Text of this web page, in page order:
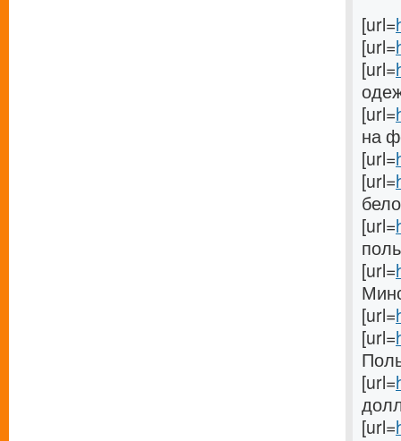
[url=
[url=
[url=
[url=
на
[url=
[url=
[url=
[url=
[url=
[url=
[url=
[url=